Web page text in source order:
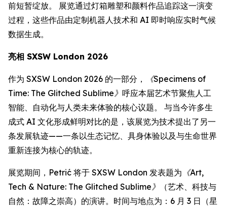
前短暂绽放。 展览通过灯箱雕塑和颜料作品追踪这一演变
过程，这些作品由定制机器人技术和 AI 即时响应实时气候
数据生成。
亮相 SXSW London 2026
作为 SXSW London 2026 的一部分，
《Specimens of
Time: The Glitched Sublime》 呼应本届艺术节聚焦人工
智能、自动化与人类未来体验的核心议题。 与当今许多生
成式 AI 文化形成鲜明对比的是，该展览为技术提出了另一
条发展轨迹——一条以生态记忆、具身体验以及与生命世界
重新连接为核心的轨迹。
展览期间，Petrić 将于 SXSW London 发表题为 《Art,
Tech & Nature: The Glitched Sublime》
（艺术、科技与
自然：故障之崇高）的演讲。时间与地点为：6 月 3 日（星